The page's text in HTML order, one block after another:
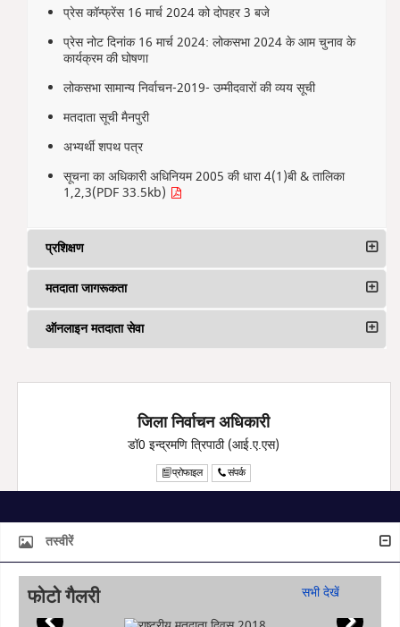
प्रेस कॉन्फ्रेंस 16 मार्च 2024 को दोपहर 3 बजे
प्रेस नोट दिनांक 16 मार्च 2024: लोकसभा 2024 के आम चुनाव के
कार्यक्रम की घोषणा
लोकसभा सामान्य निर्वाचन-2019- उम्मीदवारों की व्यय सूची
मतदाता सूची मैनपुरी
अभ्यर्थी शपथ पत्र
सूचना का अधिकारी अधिनियम 2005 की धारा 4(1)बी & तालिका
1,2,3(PDF 33.5kb)
प्रशिक्षण
मतदाता जागरूकता
ऑनलाइन मतदाता सेवा
जिला निर्वाचन अधिकारी
डॉ0 इन्द्रमणि त्रिपाठी (आई.ए.एस)
प्रोफाइल संपर्क
तस्वीरें
फोटो गैलरी सभी देखें